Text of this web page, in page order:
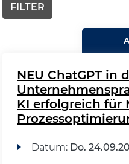
FILTER
NEU ChatGPT in
KI erfolgreich für
Datum: Do.